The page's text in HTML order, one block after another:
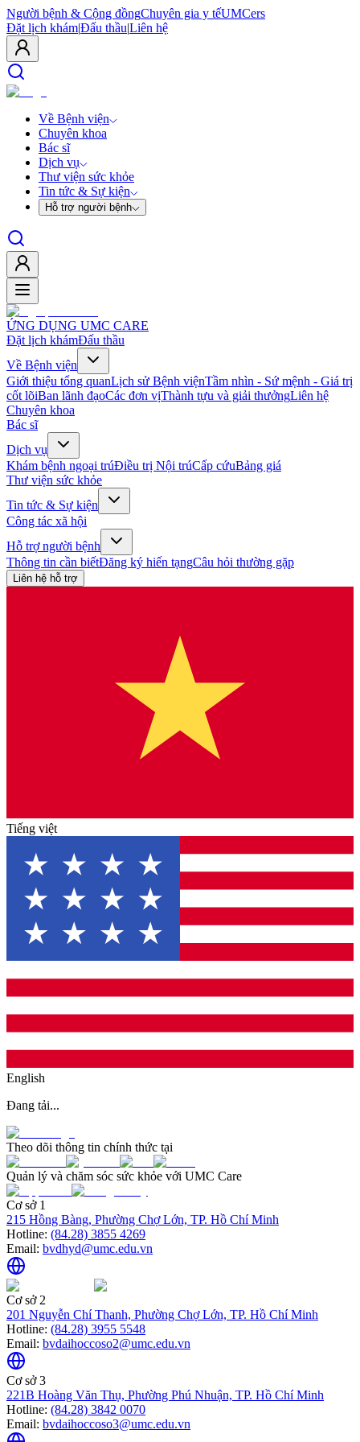
Người bệnh & Cộng đồngChuyên gia y tếUMCers
Đặt lịch khám|Đấu thầu|Liên hệ
Về Bệnh viện
Chuyên khoa
Bác sĩ
Dịch vụ
Thư viện sức khỏe
Tin tức & Sự kiện
Hỗ trợ người bệnh
ỨNG DỤNG UMC CARE
Đặt lịch khámĐấu thầu
Về Bệnh viện
Giới thiệu tổng quanLịch sử Bệnh việnTầm nhìn - Sứ mệnh - Giá trị
cốt lõiBan lãnh đạoCác đơn vịThành tựu và giải thưởngLiên hệ
Chuyên khoa
Bác sĩ
Dịch vụ
Khám bệnh ngoại trúĐiều trị Nội trúCấp cứuBảng giá
Thư viện sức khỏe
Tin tức & Sự kiện
Công tác xã hội
Hỗ trợ người bệnh
Thông tin cần biếtĐăng ký hiến tạngCâu hỏi thường gặp
Liên hệ hỗ trợ
Tiếng việt
English
Đang tải...
Theo dõi thông tin chính thức tại
Quản lý và chăm sóc sức khỏe với UMC Care
Cơ sở 1
215 Hồng Bàng, Phường Chợ Lớn, TP. Hồ Chí Minh
Hotline: (84.28) 3855 4269
Email: bvdhyd@umc.edu.vn
Cơ sở 2
201 Nguyễn Chí Thanh, Phường Chợ Lớn, TP. Hồ Chí Minh
Hotline: (84.28) 3955 5548
Email: bvdaihoccoso2@umc.edu.vn
Cơ sở 3
221B Hoàng Văn Thụ, Phường Phú Nhuận, TP. Hồ Chí Minh
Hotline: (84.28) 3842 0070
Email: bvdaihoccoso3@umc.edu.vn